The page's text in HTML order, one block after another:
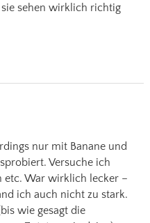
sehen wirklich richtig
nur mit Banane und
Versuche ich
etc. War wirklich lecker –
ich auch nicht zu stark.
wie gesagt die